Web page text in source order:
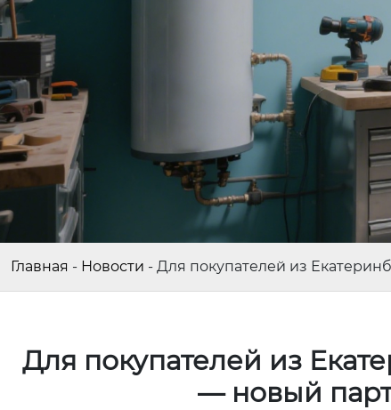
Главная - Новости - Для покупателей из
Для покупателей из
— новый